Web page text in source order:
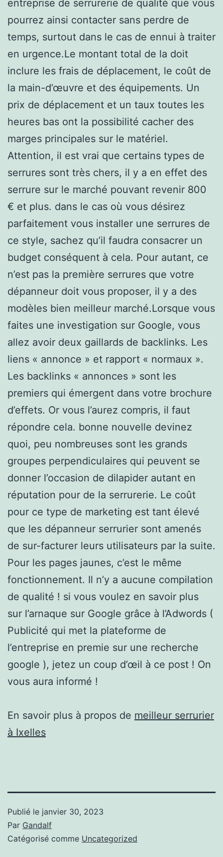
entreprise de serrurerie de qualité que vous
pourrez ainsi contacter sans perdre de
temps, surtout dans le cas de ennui à traiter
en urgence.Le montant total de la doit
inclure les frais de déplacement, le coût de
la main-d’œuvre et des équipements. Un
prix de déplacement et un taux toutes les
heures bas ont la possibilité cacher des
marges principales sur le matériel.
Attention, il est vrai que certains types de
serrures sont très chers, il y a en effet des
serrure sur le marché pouvant revenir 800
€ et plus. dans le cas où vous désirez
parfaitement vous installer une serrures de
ce style, sachez qu’il faudra consacrer un
budget conséquent à cela. Pour autant, ce
n’est pas la première serrures que votre
dépanneur doit vous proposer, il y a des
modèles bien meilleur marché.Lorsque vous
faites une investigation sur Google, vous
allez avoir deux gaillards de backlinks. Les
liens « annonce » et rapport « normaux ».
Les backlinks « annonces » sont les
premiers qui émergent dans votre brochure
d’effets. Or vous l’aurez compris, il faut
répondre cela. bonne nouvelle devinez
quoi, peu nombreuses sont les grands
groupes perpendiculaires qui peuvent se
donner l’occasion de dilapider autant en
réputation pour de la serrurerie. Le coût
pour ce type de marketing est tant élevé
que les dépanneur serrurier sont amenés
de sur-facturer leurs utilisateurs par la suite.
Pour les pages jaunes, c’est le même
fonctionnement. Il n’y a aucune compilation
de qualité ! si vous voulez en savoir plus
sur l’arnaque sur Google grâce à l’Adwords (
Publicité qui met la plateforme de
l’entreprise en premie sur une recherche
google ), jetez un coup d’œil à ce post ! On
vous aura informé !
En savoir plus à propos de meilleur serrurier
à Ixelles
Publié le janvier 30, 2023
Par Gandalf
Catégorisé comme Uncategorized